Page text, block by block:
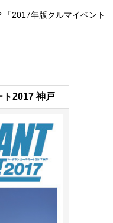
2017年版クルマイベント
ト2017 神戸